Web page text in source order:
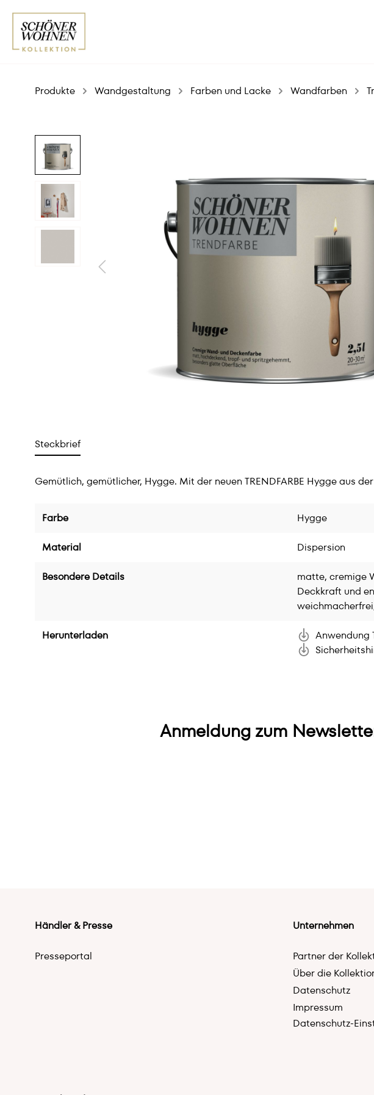
Produkte Wandgestaltung Farben und Lacke Wandfarben
Steckbrief
Gemütlich, gemütlicher, Hygge. Mit der neuen TRENDFARBE Hygge aus
Farbe Hygge
Material Dispersion
Besondere Details
matte, cremige
Deckkraft und
Herunterladen
Anwendung
Anmeldung zum
Händler & Presse
Presseportal
Unternehmen
Partner der
Über die
Datenschutz
Impressum
Datenschutz-